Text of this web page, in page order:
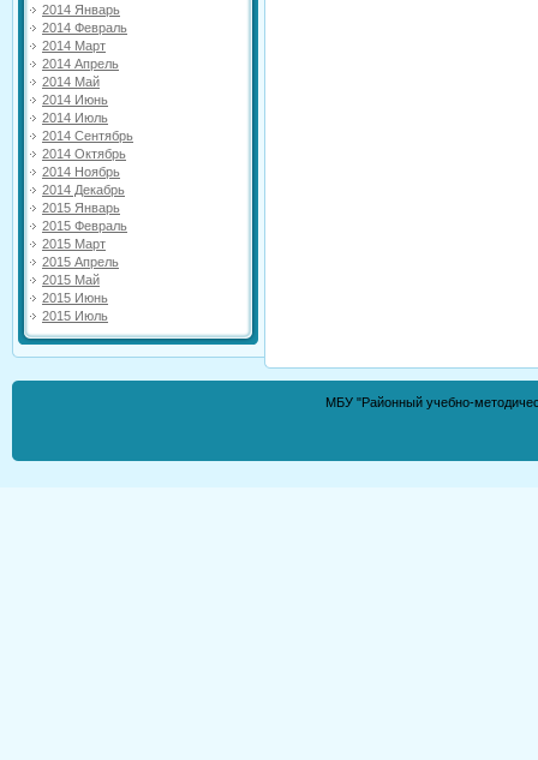
2014 Январь
2014 Февраль
2014 Март
2014 Апрель
2014 Май
2014 Июнь
2014 Июль
2014 Сентябрь
2014 Октябрь
2014 Ноябрь
2014 Декабрь
2015 Январь
2015 Февраль
2015 Март
2015 Апрель
2015 Май
2015 Июнь
2015 Июль
МБУ "Районный учебно-